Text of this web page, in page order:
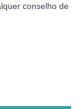
conselho de